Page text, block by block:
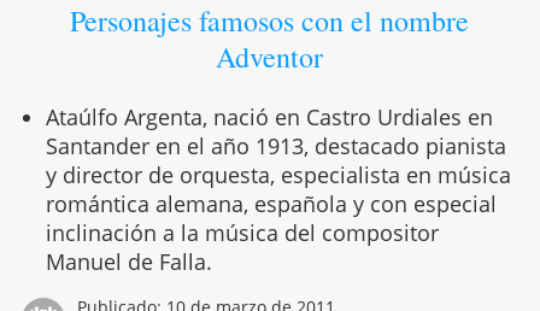
Personajes famosos con el nombre
Adventor
Ataúlfo Argenta, nació en Castro Urdiales en
Santander en el año 1913, destacado pianista
y director de orquesta, especialista en música
romántica alemana, española y con especial
inclinación a la música del compositor
Manuel de Falla.